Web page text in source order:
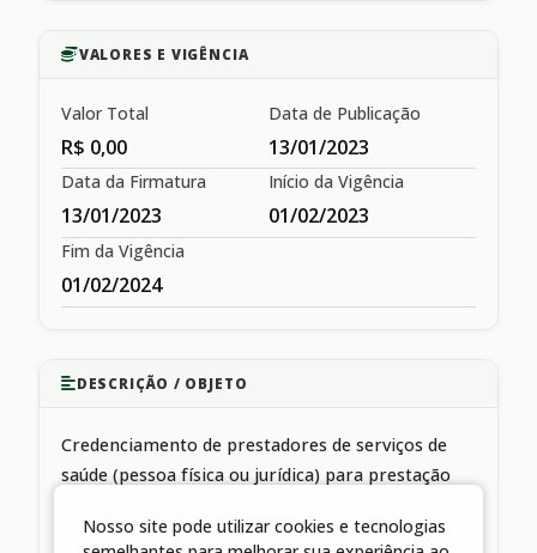
VALORES E VIGÊNCIA
Valor Total
R$ 0,00
Data de Publicação
13/01/2023
Data da Firmatura
13/01/2023
Início da Vigência
01/02/2023
Fim da Vigência
01/02/2024
DESCRIÇÃO / OBJETO
Credenciamento de prestadores de serviços de
saúde (pessoa física ou jurídica) para prestação
população
Nosso site pode utilizar cookies e tecnologias